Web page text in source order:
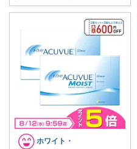
ホワイト・